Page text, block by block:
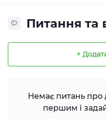
Питання та
+
Немає питань про
першим і